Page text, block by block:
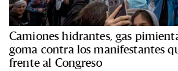
Camiones hidrantes, gas
goma contra los manifestantes
frente al Congreso